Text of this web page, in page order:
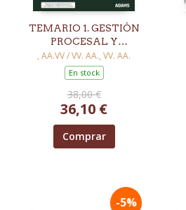
TEMARIO 1. GESTIÓN
PROCESAL Y
ADMINISTRATIVA.
TURNO LIBRE
, AA.VV / VV. AA., VV. AA.
En stock
38,00 €
36,10 €
Comprar
-5%